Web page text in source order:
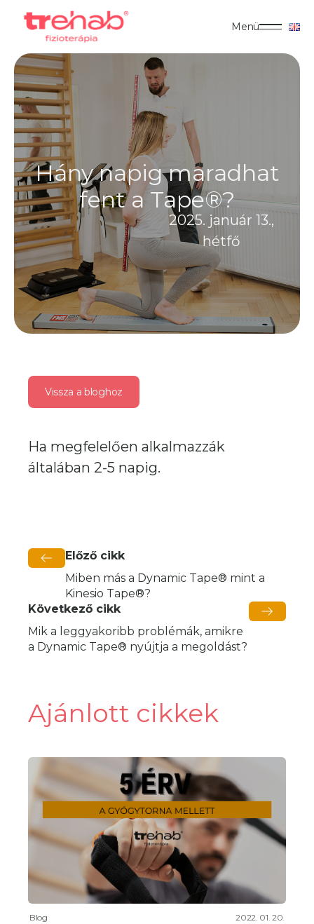
Menü
2025. január 13.,
hétfő
Hány napig maradhat
fent a Tape®?
Vissza a bloghoz
Ha megfelelően alkalmazzák
általában 2-5 napig.
Előző cikk
Miben más a Dynamic Tape® mint a
Kinesio Tape®?
Következő cikk
Mik a leggyakoribb problémák, amikre
a Dynamic Tape® nyújtja a megoldást?
Ajánlott cikkek
Blog 2022. 01. 20.